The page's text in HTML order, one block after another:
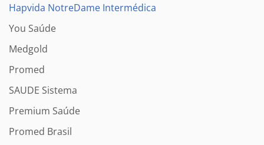
Hapvida NotreDame Intermédica
You Saúde
Medgold
Promed
SAUDE Sistema
Premium Saúde
Promed Brasil